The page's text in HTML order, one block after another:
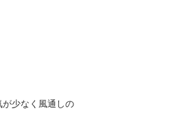
少なく風通しの